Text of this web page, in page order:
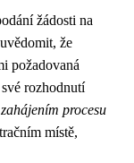
žádosti na
že
požadovaná
rozhodnutí
procesu
místě,